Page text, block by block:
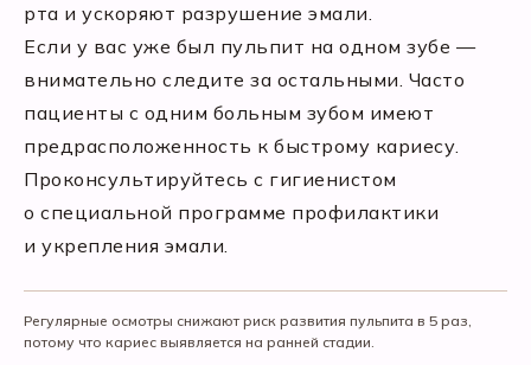
рта и ускоряют разрушение эмали.
Если у вас уже был пульпит на одном зубе —
внимательно следите за остальными. Часто
пациенты с одним больным зубом имеют
предрасположенность к быстрому кариесу.
Проконсультируйтесь с гигиенистом
о специальной программе профилактики
и укрепления эмали.
Регулярные осмотры снижают риск развития пульпита в 5 раз,
потому что кариес выявляется на ранней стадии.